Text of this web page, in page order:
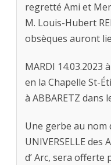
regretté Ami et
M. Louis-Hubert
obsèques auront
MARDI 14.03.2023
en la Chapelle St-
à ABBARETZ dans
Une gerbe au nom
UNIVERSELLE des
d’ Arc, sera offerte